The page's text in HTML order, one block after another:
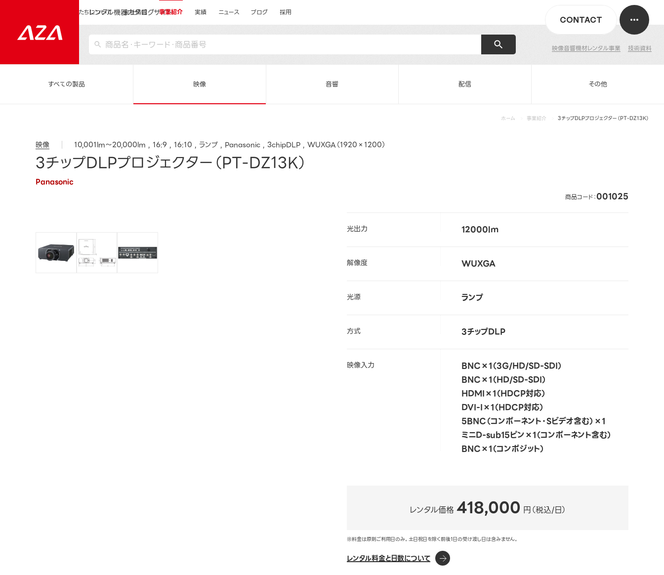
レンタル機器カタログサイト
映像音響機材レンタル事業 技術資料
CONTACT
私たちについて 会社情報 事業紹介 実績 ニュース ブログ 採用
すべての製品 映像 音響 配信 その他
ホーム 事業紹介 3チップDLPプロジェクター（PT-DZ13K）
映像 10,001lm～20,000lm 16:9 16:10 ランプ Panasonic 3chipDLP WUXGA（1920×1200）
3チップDLPプロジェクター（PT-DZ13K）
Panasonic
商品コード：001025
光出力 12000lm
解像度 WUXGA
光源 ランプ
方式 3チップDLP
映像入力
BNC×1（3G/HD/SD-SDI）
BNC×1（HD/SD-SDI）
HDMI×1（HDCP対応）
DVI-I×1（HDCP対応）
5BNC（コンポーネント・Sビデオ含む）×1
ミニD-sub15ピン×1（コンポーネント含む）
BNC×1（コンポジット）
レンタル価格 418,000 円（税込/日）
※料金は原則ご利用日のみ。土日祝日を除く前後1日の受け渡し日は含みません。
レンタル料金と日数について